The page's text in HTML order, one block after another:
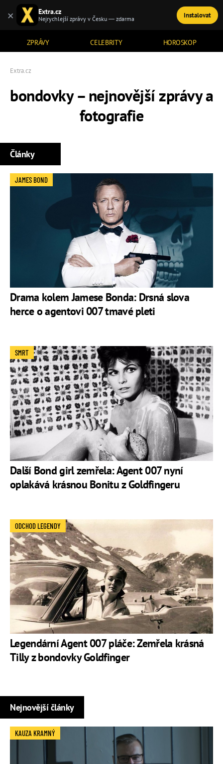
ZPRÁVY CELEBRITY HOROSKOP
TÉMATA
Extra.cz
bondovky – nejnovější zprávy a
fotografie
Články
Drama kolem Jamese Bonda: Drsná slova
herce o agentovi 007 tmavé pleti
JAMES BOND
Další Bond girl zemřela: Agent 007 nyní
oplakává krásnou Bonitu z Goldfingeru
SMRT
Legendární Agent 007 pláče: Zemřela krásná
Tilly z bondovky Goldfinger
ODCHOD LEGENDY
Nejnovější články
KAUZA KRAMNÝ
× Extra.cz
Nejrychlejší zprávy v Česku — zdarma Instalovat